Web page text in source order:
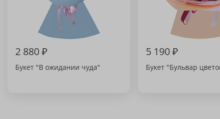
2 880 ₽
Букет "В ожидании чуда"
5 190 ₽
Букет "Бульвар